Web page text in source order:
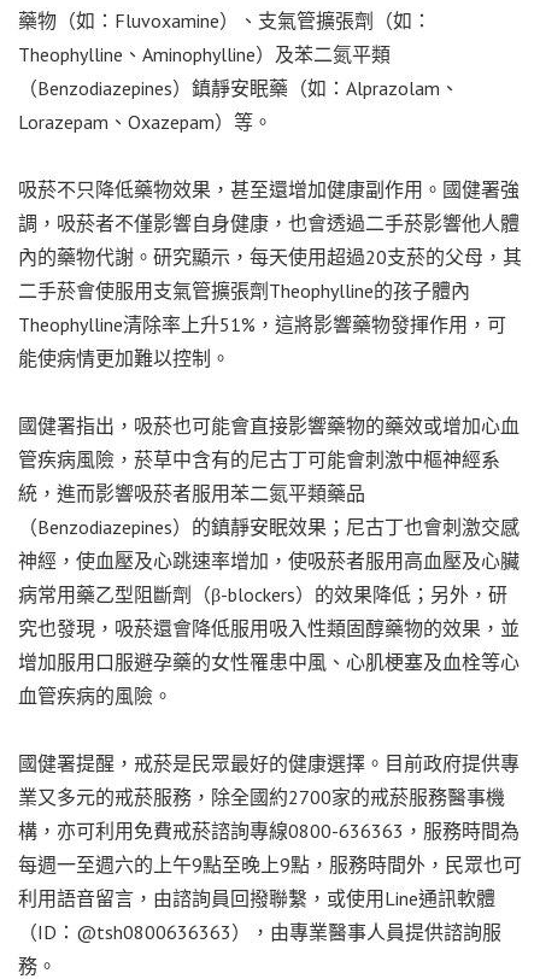
藥物（如：Fluvoxamine）、支氣管擴張劑（如：
Theophylline、Aminophylline）及苯二氮平類
（Benzodiazepines）鎮靜安眠藥（如：Alprazolam、
Lorazepam、Oxazepam）等。
吸菸不只降低藥物效果，甚至還增加健康副作用。國健署強
調，吸菸者不僅影響自身健康，也會透過二手菸影響他人體
內的藥物代謝。研究顯示，每天使用超過20支菸的父母，其
二手菸會使服用支氣管擴張劑Theophylline的孩子體內
Theophylline清除率上升51%，這將影響藥物發揮作用，可
能使病情更加難以控制。
國健署指出，吸菸也可能會直接影響藥物的藥效或增加心血
管疾病風險，菸草中含有的尼古丁可能會刺激中樞神經系
統，進而影響吸菸者服用苯二氮平類藥品
（Benzodiazepines）的鎮靜安眠效果；尼古丁也會刺激交感
神經，使血壓及心跳速率增加，使吸菸者服用高血壓及心臟
病常用藥乙型阻斷劑（β-blockers）的效果降低；另外，研
究也發現，吸菸還會降低服用吸入性類固醇藥物的效果，並
增加服用口服避孕藥的女性罹患中風、心肌梗塞及血栓等心
血管疾病的風險。
國健署提醒，戒菸是民眾最好的健康選擇。目前政府提供專
業又多元的戒菸服務，除全國約2700家的戒菸服務醫事機
構，亦可利用免費戒菸諮詢專線0800-636363，服務時間為
每週一至週六的上午9點至晚上9點，服務時間外，民眾也可
利用語音留言，由諮詢員回撥聯繫，或使用Line通訊軟體
（ID：@tsh0800636363），由專業醫事人員提供諮詢服
務。